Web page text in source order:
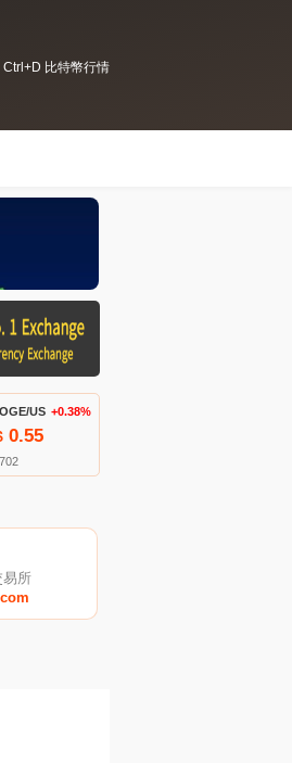
Ctrl+D 比特幣行情
US +0.38%
0.55
易所